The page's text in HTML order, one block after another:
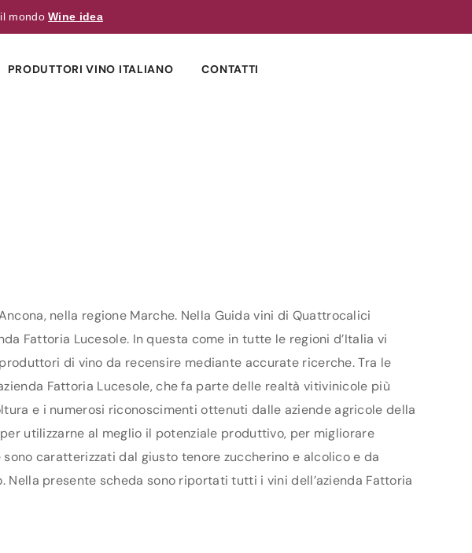
il mondoWine idea
PRODUTTORI VINO ITALIANO CONTATTI
nella regione Marche. Nella Guida vini di Quattrocalici
Fattoria Lucesole. In questa come in tutte le regioni d’Italia vi
di vino da recensire mediante accurate ricerche. Tra le
Fattoria Lucesole, che fa parte delle realtà vitivinicole più
e i numerosi riconoscimenti ottenuti dalle aziende agricole della
utilizzarne al meglio il potenziale produttivo, per migliorare
caratterizzati dal giusto tenore zuccherino e alcolico e da
presente scheda sono riportati tutti i vini dell’azienda Fattoria